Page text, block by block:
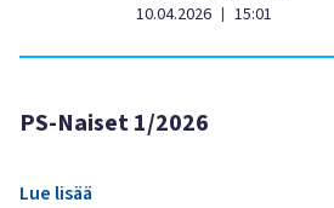
10.04.2026 | 15:01
PS-Naiset 1/2026
Lue lisää